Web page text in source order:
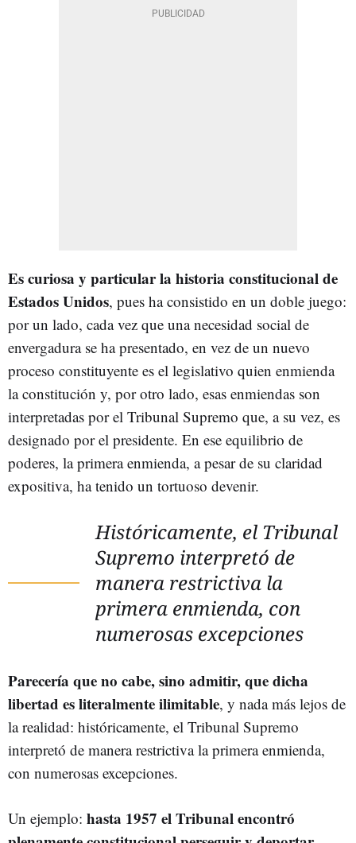
Es curiosa y particular la historia constitucional de
Estados Unidos, pues ha consistido en un doble juego:
por un lado, cada vez que una necesidad social de
envergadura se ha presentado, en vez de un nuevo
proceso constituyente es el legislativo quien enmienda
la constitución y, por otro lado, esas enmiendas son
interpretadas por el Tribunal Supremo que, a su vez, es
designado por el presidente. En ese equilibrio de
poderes, la primera enmienda, a pesar de su claridad
expositiva, ha tenido un tortuoso devenir.
Históricamente, el Tribunal
Supremo interpretó de
manera restrictiva la
primera enmienda, con
numerosas excepciones
Parecería que no cabe, sino admitir, que dicha
libertad es literalmente ilimitable, y nada más lejos de
la realidad: históricamente, el Tribunal Supremo
interpretó de manera restrictiva la primera enmienda,
con numerosas excepciones.
Un ejemplo: hasta 1957 el Tribunal encontró